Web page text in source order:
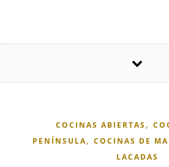
COCINAS ABIERTAS,
PENÍNSULA, COCINAS DE
LACADAS